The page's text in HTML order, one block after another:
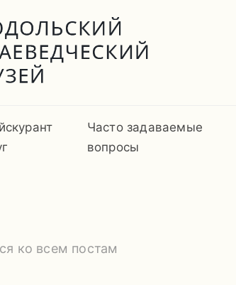
Часто задаваемые
вопросы
ко всем постам